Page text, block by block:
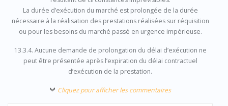
La durée d’exécution du marché est prolongée de la durée
nécessaire à la réalisation des prestations réalisées sur réquisition
ou pour les besoins du marché passé en urgence impérieuse.
13.3.4. Aucune demande de prolongation du délai d’exécution ne
peut être présentée après l’expiration du délai contractuel
d’exécution de la prestation.
Cliquez pour afficher les commentaires